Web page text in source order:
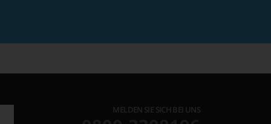
MELDEN SIE SICH BEI UNS